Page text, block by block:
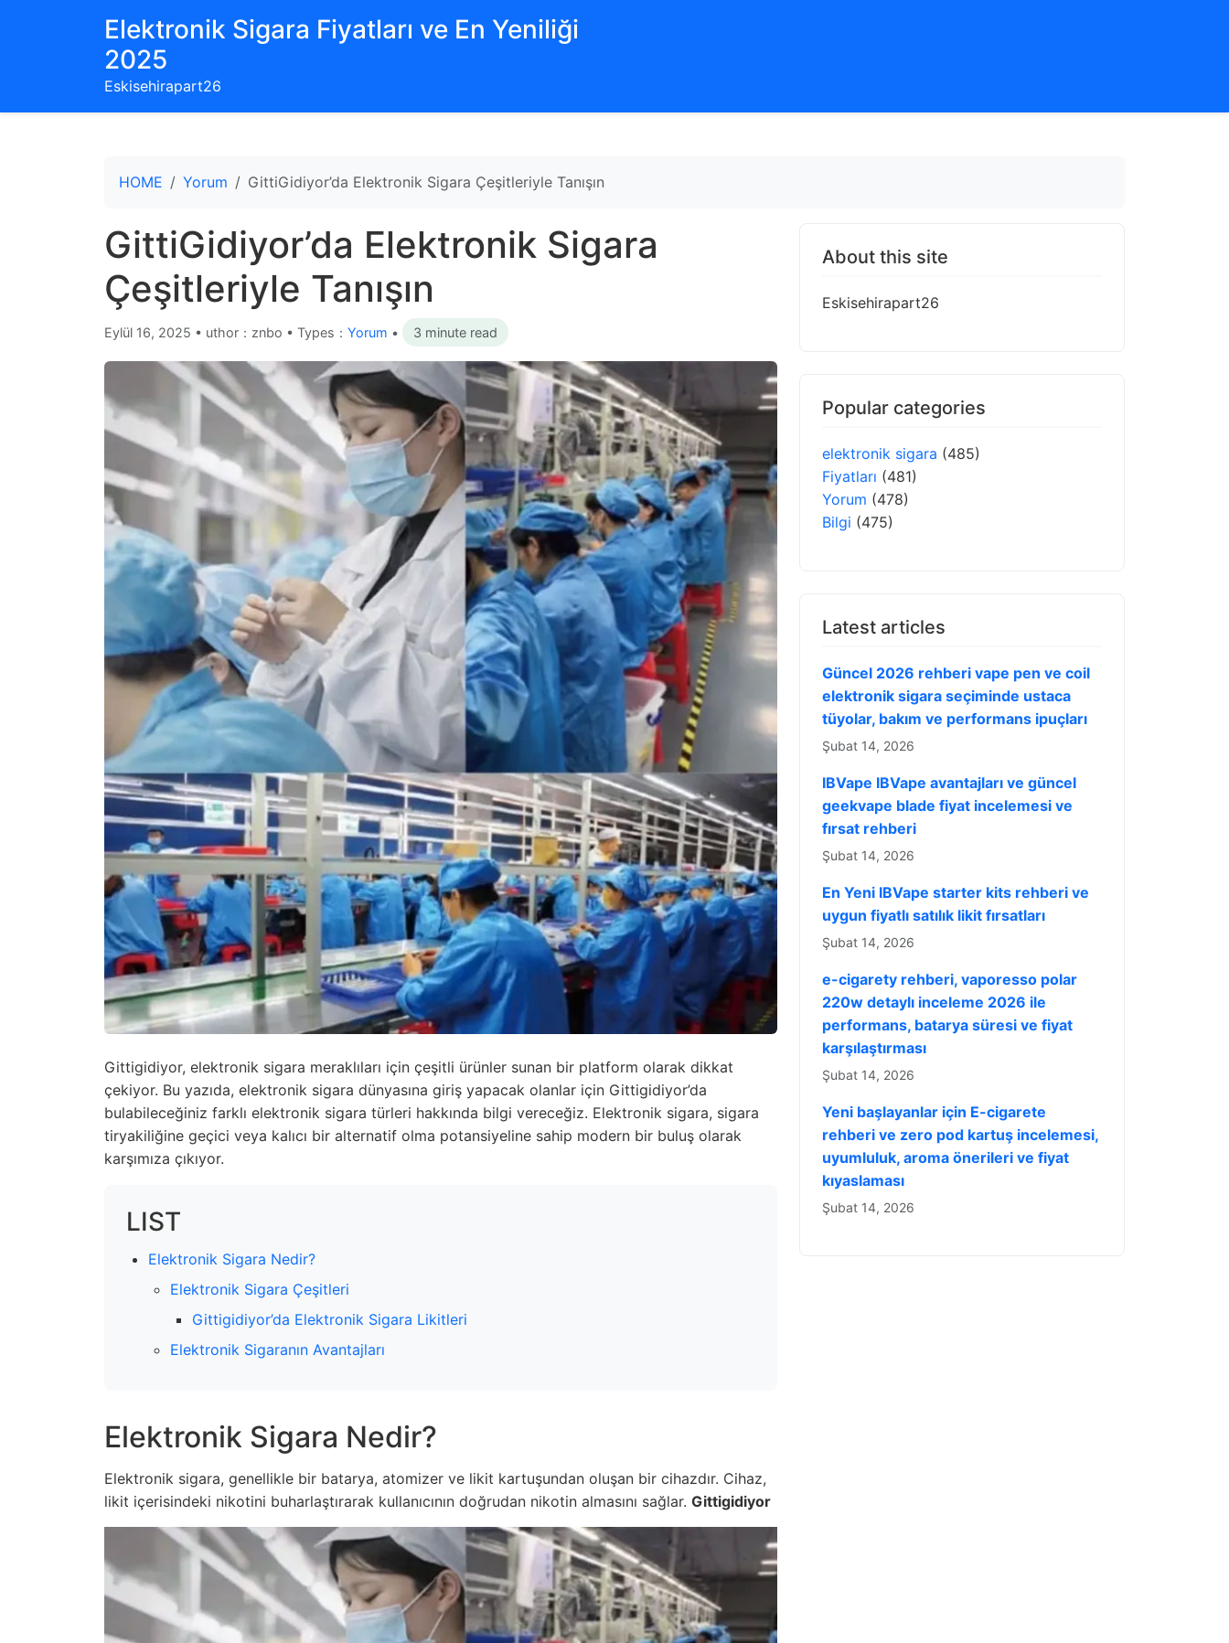
Elektronik Sigara Fiyatları ve En Yeniliği
2025
Eskisehirapart26
HOME Yorum GittiGidiyor’da Elektronik Sigara Çeşitleriyle Tanışın
GittiGidiyor’da Elektronik Sigara
Çeşitleriyle Tanışın
Eylül 16, 2025 • uthor：znbo • Types： Yorum • 3 minute read
Gittigidiyor, elektronik sigara meraklıları için çeşitli ürünler sunan bir platform olarak dikkat
çekiyor. Bu yazıda, elektronik sigara dünyasına giriş yapacak olanlar için Gittigidiyor’da
bulabileceğiniz farklı elektronik sigara türleri hakkında bilgi vereceğiz. Elektronik sigara, sigara
tiryakiliğine geçici veya kalıcı bir alternatif olma potansiyeline sahip modern bir buluş olarak
karşımıza çıkıyor.
LIST
Elektronik Sigara Nedir?
Elektronik Sigara Çeşitleri
Gittigidiyor’da Elektronik Sigara Likitleri
Elektronik Sigaranın Avantajları
Elektronik Sigara Nedir?
Elektronik sigara, genellikle bir batarya, atomizer ve likit kartuşundan oluşan bir cihazdır. Cihaz,
likit içerisindeki nikotini buharlaştırarak kullanıcının doğrudan nikotin almasını sağlar. Gittigidiyor
About this site
Eskisehirapart26
Popular categories
elektronik sigara (485)
Fiyatları (481)
Yorum (478)
Bilgi (475)
Latest articles
Güncel 2026 rehberi vape pen ve coil
elektronik sigara seçiminde ustaca
tüyolar, bakım ve performans ipuçları
Şubat 14, 2026
IBVape IBVape avantajları ve güncel
geekvape blade fiyat incelemesi ve
fırsat rehberi
Şubat 14, 2026
En Yeni IBVape starter kits rehberi ve
uygun fiyatlı satılık likit fırsatları
Şubat 14, 2026
e-cigarety rehberi, vaporesso polar
220w detaylı inceleme 2026 ile
performans, batarya süresi ve fiyat
karşılaştırması
Şubat 14, 2026
Yeni başlayanlar için E-cigarete
rehberi ve zero pod kartuş incelemesi,
uyumluluk, aroma önerileri ve fiyat
kıyaslaması
Şubat 14, 2026